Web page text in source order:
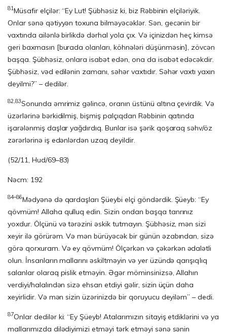
81Müsafir elçilər: “Ey Lut! Şübhəsiz ki, biz Rəbbinin elçiləriyik.
Onlar sənə qətiyyən toxuna bilməyəcəklər. Sən, gecənin bir
vaxtında ailənlə birlikdə dərhal yola çıx. Və içinizdən heç kimsə
geri baxmasın [burada olanları, köhnələri düşünməsin], zövcən
başqa. Şübhəsiz, onlara isabət edən, ona da isabət edəcəkdir.
Şübhəsiz, vəd edilənin zamanı, səhər vaxtıdır. Səhər vaxtı yaxın
deyilmi?” – dedilər.
82,83Sonunda əmrimiz gəlincə, oranın üstünü altına çevirdik. Və
üzərlərinə bərkidilmiş, bişmiş palçıqdan Rəbbinin qatında
işarələnmiş daşlar yağdırdıq. Bunlar isə şərik qoşaraq səhv/öz
zərərlərinə iş edənlərdən uzaq deyildir.
(52/11, Hud/69–83)
Nəcm: 192
84–86Mədyənə də qardaşları Şüeybi elçi göndərdik. Şüeyb: “Ey
qövmüm! Allaha qulluq edin. Sizin ondan başqa tanrınız
yoxdur. Ölçünü və tərəzini əskik tutmayın. Şübhəsiz, mən sizi
xeyir ilə görürəm. Və mən bürüyəcək bir günün əzabından, sizə
görə qorxuram. Və ey qövmüm! Ölçərkən və çəkərkən ədalətli
olun. İnsanların mallarını əskiltməyin və yer üzündə qarışıqlıq
salanlar olaraq pislik etməyin. Əgər möminsinizsə, Allahın
verdiyi/halalındən sizə ehsan etdiyi gəlir, sizin üçün daha
xeyirlidir. Və mən sizin üzərinizdə bir qoruyucu deyiləm” – dedi.
87Onlar dedilər ki: “Ey Şüeyb! Atalarımızın sitayiş etdiklərini və ya
mallarımızda dilədiyimizi etməyi tərk etməyi sənə sənin